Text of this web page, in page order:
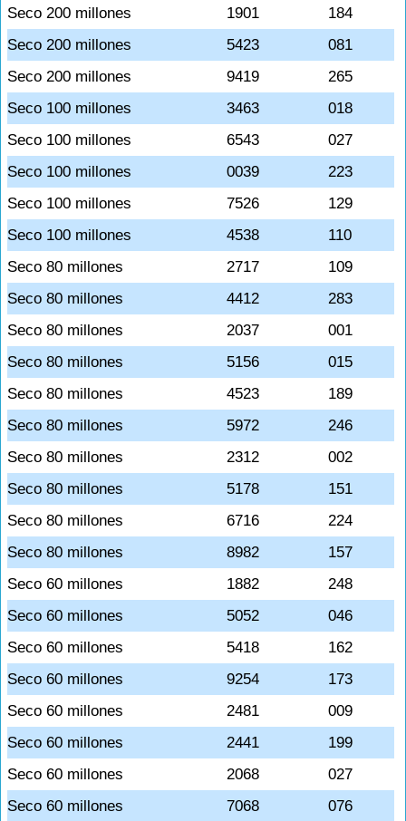
Seco 200 millones
1901
184
Seco 200 millones
5423
081
Seco 200 millones
9419
265
Seco 100 millones
3463
018
Seco 100 millones
6543
027
Seco 100 millones
0039
223
Seco 100 millones
7526
129
Seco 100 millones
4538
110
Seco 80 millones
2717
109
Seco 80 millones
4412
283
Seco 80 millones
2037
001
Seco 80 millones
5156
015
Seco 80 millones
4523
189
Seco 80 millones
5972
246
Seco 80 millones
2312
002
Seco 80 millones
5178
151
Seco 80 millones
6716
224
Seco 80 millones
8982
157
Seco 60 millones
1882
248
Seco 60 millones
5052
046
Seco 60 millones
5418
162
Seco 60 millones
9254
173
Seco 60 millones
2481
009
Seco 60 millones
2441
199
Seco 60 millones
2068
027
Seco 60 millones
7068
076